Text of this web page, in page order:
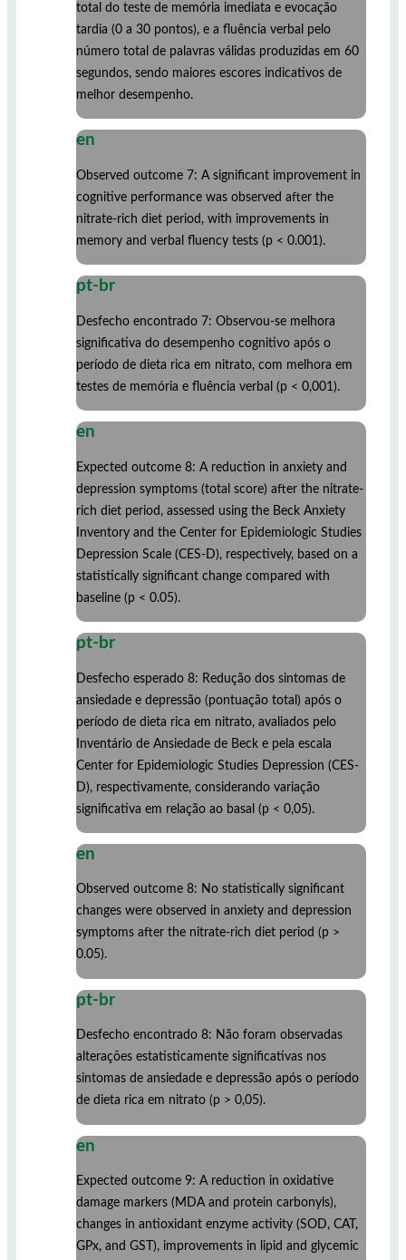
total do teste de memória imediata e evocação
tardia (0 a 30 pontos), e a fluência verbal pelo
número total de palavras válidas produzidas em 60
segundos, sendo maiores escores indicativos de
melhor desempenho.
en
Observed outcome 7: A significant improvement in
cognitive performance was observed after the
nitrate-rich diet period, with improvements in
memory and verbal fluency tests (p < 0.001).
pt-br
Desfecho encontrado 7: Observou-se melhora
significativa do desempenho cognitivo após o
período de dieta rica em nitrato, com melhora em
testes de memória e fluência verbal (p < 0,001).
en
Expected outcome 8: A reduction in anxiety and
depression symptoms (total score) after the nitrate-
rich diet period, assessed using the Beck Anxiety
Inventory and the Center for Epidemiologic Studies
Depression Scale (CES-D), respectively, based on a
statistically significant change compared with
baseline (p < 0.05).
pt-br
Desfecho esperado 8: Redução dos sintomas de
ansiedade e depressão (pontuação total) após o
período de dieta rica em nitrato, avaliados pelo
Inventário de Ansiedade de Beck e pela escala
Center for Epidemiologic Studies Depression (CES-
D), respectivamente, considerando variação
significativa em relação ao basal (p < 0,05).
en
Observed outcome 8: No statistically significant
changes were observed in anxiety and depression
symptoms after the nitrate-rich diet period (p >
0.05).
pt-br
Desfecho encontrado 8: Não foram observadas
alterações estatisticamente significativas nos
sintomas de ansiedade e depressão após o período
de dieta rica em nitrato (p > 0,05).
en
Expected outcome 9: A reduction in oxidative
damage markers (MDA and protein carbonyls),
changes in antioxidant enzyme activity (SOD, CAT,
GPx, and GST), improvements in lipid and glycemic